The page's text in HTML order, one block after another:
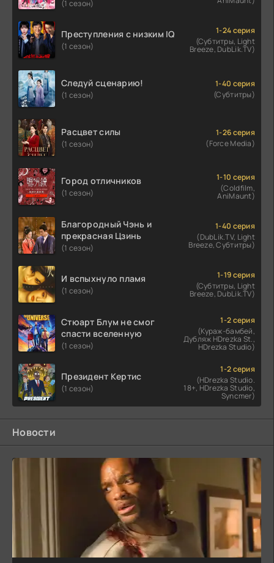
(1 сезон)
Преступления с низким IQ
(1 сезон)
1-24 серия
(Субтитры, Light
Breeze, DubLik.TV)
Следуй сценарию!
(1 сезон)
1-40 серия
(Субтитры)
Расцвет силы
(1 сезон)
1-26 серия
(Force Media)
Город отличников
(1 сезон)
1-10 серия
(Coldfilm,
AniMaunt)
Благородный Чэнь и
прекрасная Цзинь
(1 сезон)
1-40 серия
(DubLik.TV, Light
Breeze, Субтитры)
И вспыхнуло пламя
(1 сезон)
1-19 серия
(Субтитры, Light
Breeze, DubLik.TV)
Стюарт Блум не смог
спасти вселенную
(1 сезон)
1-2 серия
(Кураж-бамбей,
Дубляж HDrezka St.,
HDrezka Studio)
Президент Кертис
(1 сезон)
1-2 серия
(HDrezka Studio.
18+, HDrezka Studio,
Syncmer)
Новости